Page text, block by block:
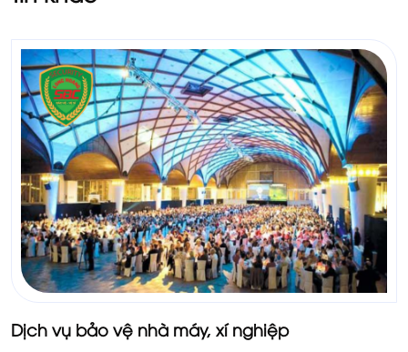
Dịch vụ bảo vệ nhà máy, xí nghiệp